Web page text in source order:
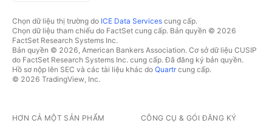
Chọn dữ liệu thị trường do ICE Data Services cung cấp.
Chọn dữ liệu tham chiếu do FactSet cung cấp. Bản quyền © 2026
FactSet Research Systems Inc.
Bản quyền © 2026, American Bankers Association. Cơ sở dữ liệu CUSIP
do FactSet Research Systems Inc. cung cấp. Đã đăng ký bản quyền.
Hồ sơ nộp lên SEC và các tài liệu khác do Quartrcung cấp.
© 2026 TradingView, Inc.
HƠN CẢ MỘT SẢN PHẨM CÔNG CỤ & GÓI ĐĂNG KÝ